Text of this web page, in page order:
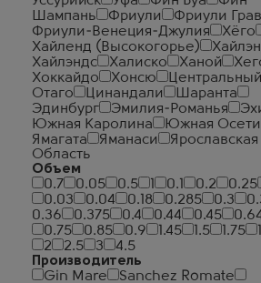
Шампань
Фриули
Фриули Грав
Фриули-Венеция-Джулия
Хёго
Хайленд (Высокогорье)
Хайлэндс
Халиско Ханой
Хоккайдо
Хонсю
Центральный
Отаго
Цинандали
Шаранта
Эдинбург
Эмилия-Романья
Южная Каролина
Южная
Ямагата
Яманаси
Ярославская
Область
Объем
0.7
0.05 0.5 0.1 0.2 0.25
0.03
0.04 0.18 0.285 0.3
0.36
0.375 0.4 0.44 0.45
0.75
0.85 0.9 1.45 1.5 1.75
2
2.5 3
4.5
Производитель
Gin Mare
Sanchez Romate